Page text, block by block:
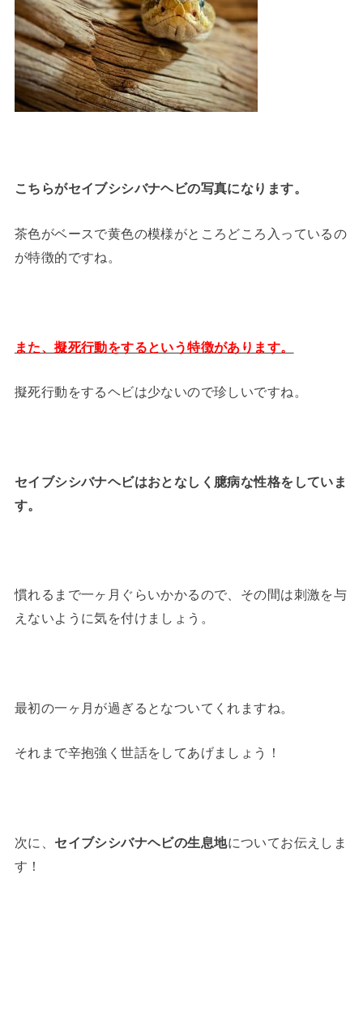
こちらがセイブシシバナヘビの写真になります。
茶色がベースで黄色の模様がところどころ入っているの
が特徴的ですね。
また、擬死行動をするという特徴があります。
擬死行動をするヘビは少ないので珍しいですね。
セイブシシバナヘビはおとなしく臆病な性格をしていま
す。
慣れるまで一ヶ月ぐらいかかるので、その間は刺激を与
えないように気を付けましょう。
最初の一ヶ月が過ぎるとなついてくれますね。
それまで辛抱強く世話をしてあげましょう！
次に、 セイブシシバナヘビの生息地についてお伝えしま
す！